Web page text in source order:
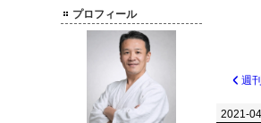
プロフィール
2021-